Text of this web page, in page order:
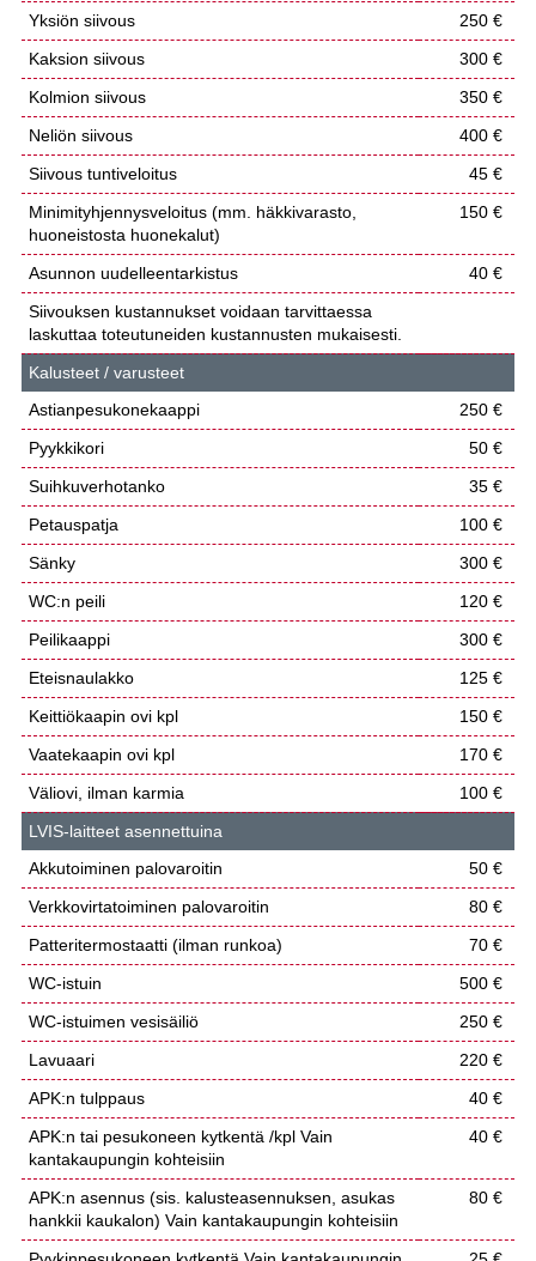
Yksiön siivous
250 €
Kaksion siivous
300 €
Kolmion siivous
350 €
Neliön siivous
400 €
Siivous tuntiveloitus
45 €
Minimityhjennysveloitus (mm. häkkivarasto,
huoneistosta huonekalut)
150 €
Asunnon uudelleentarkistus
40 €
Siivouksen kustannukset voidaan tarvittaessa
laskuttaa toteutuneiden kustannusten mukaisesti.
Kalusteet / varusteet
Astianpesukonekaappi
250 €
Pyykkikori
50 €
Suihkuverhotanko
35 €
Petauspatja
100 €
Sänky
300 €
WC:n peili
120 €
Peilikaappi
300 €
Eteisnaulakko
125 €
Keittiökaapin ovi kpl
150 €
Vaatekaapin ovi kpl
170 €
Väliovi, ilman karmia
100 €
LVIS-laitteet asennettuina
Akkutoiminen palovaroitin
50 €
Verkkovirtatoiminen palovaroitin
80 €
Patteritermostaatti (ilman runkoa)
70 €
WC-istuin
500 €
WC-istuimen vesisäiliö
250 €
Lavuaari
220 €
APK:n tulppaus
40 €
APK:n tai pesukoneen kytkentä /kpl Vain
kantakaupungin kohteisiin
40 €
APK:n asennus (sis. kalusteasennuksen, asukas
hankkii kaukalon) Vain kantakaupungin kohteisiin
80 €